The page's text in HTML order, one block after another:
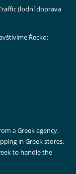
(lodní doprava
Řecko:
a Greek agency.
in Greek stores.
to handle the